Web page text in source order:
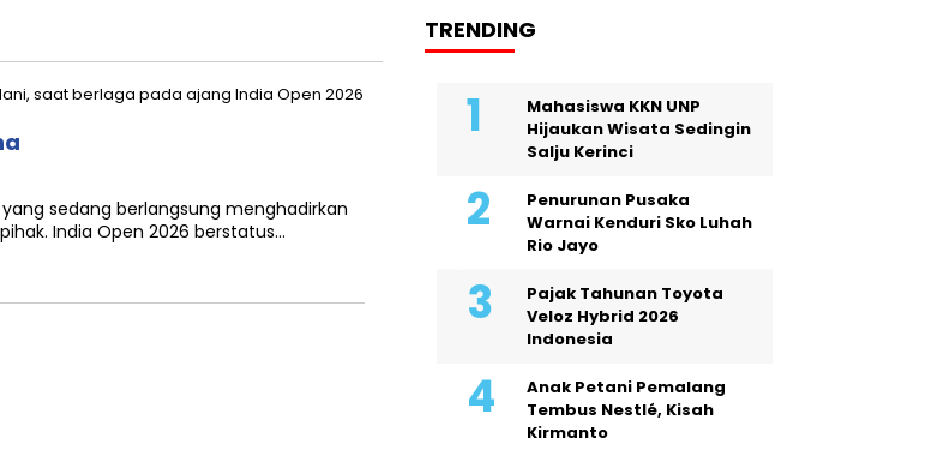
sedang berlangsung menghadirkan
India Open 2026 berstatus…
TRENDING
Mahasiswa KKN UNP
Hijaukan Wisata Sedingin
Salju Kerinci
Penurunan Pusaka
Warnai Kenduri Sko Luhah
Rio Jayo
Pajak Tahunan Toyota
Veloz Hybrid 2026
Indonesia
Anak Petani Pemalang
Tembus Nestlé, Kisah
Kirmanto